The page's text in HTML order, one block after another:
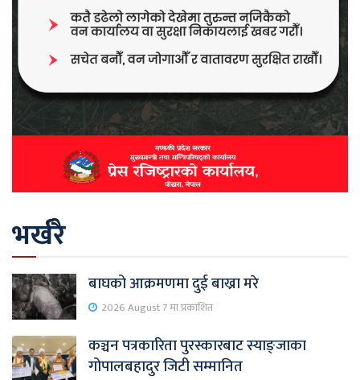
भर्खरै
बाघको आक्रमणमा दुई बाख्रा मरे
2026 August 7 मा प्रकाशित
कञ्चन पत्रकारिता पुरस्कारबाट स्याङ्जाका
गोपालबहादुर जिटी सम्मानित